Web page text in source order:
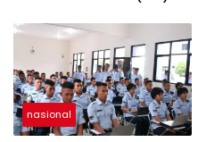
DPRD Buol
nasional